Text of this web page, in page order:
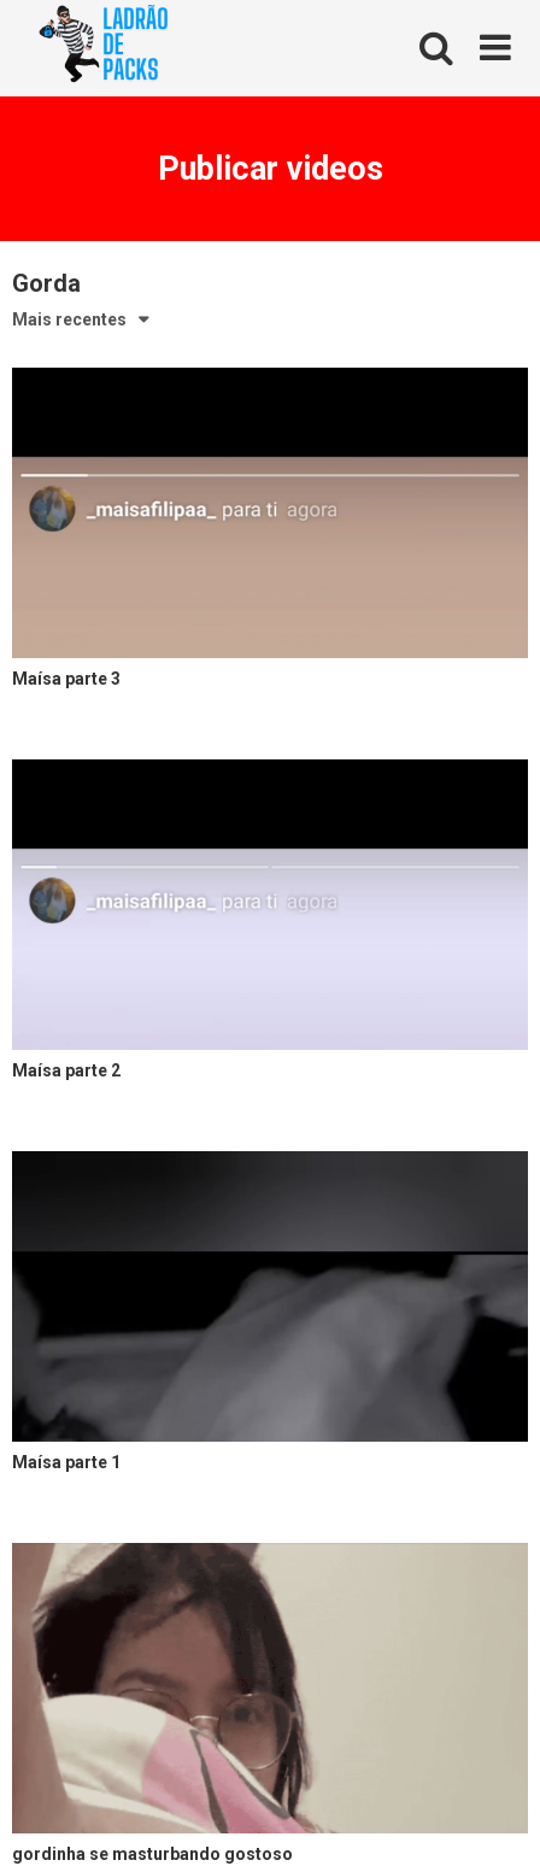
Publicar videos
Gorda
Mais recentes
Maísa parte 3
Maísa parte 2
Maísa parte 1
gordinha se masturbando gostoso